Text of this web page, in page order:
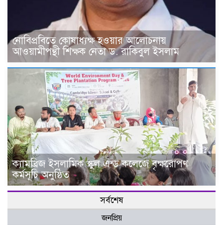
নোবিপ্রবিতে কোষাধ্যক্ষ হওয়ার আলোচনায়
আওয়ামীপন্থী শিক্ষক নেতা ড. রাকিবুল ইসলাম
ক্যামব্রিজ ইসলামিক স্কুল এন্ড কলেজে বৃক্ষরোপণ
কর্মসূচি অনুষ্ঠিত
সর্বশেষ
জনপ্রিয়